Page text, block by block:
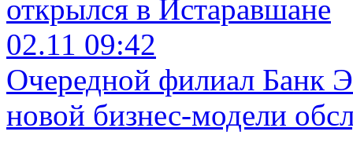
открылся в Истаравшане
02.11 09:42
Очередной филиал Банк
новой бизнес-модели